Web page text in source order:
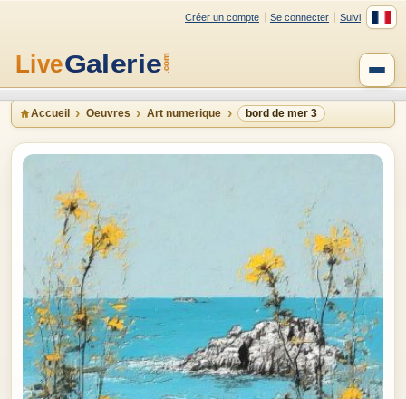
Créer un compte Se connecter Suivi
Accueil Oeuvres Art numerique bord de mer 3